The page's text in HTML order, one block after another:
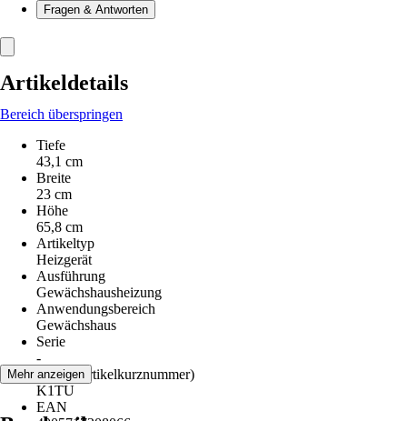
Fragen & Antworten
Artikeldetails
Bereich überspringen
Tiefe
43,1 cm
Breite
23 cm
Höhe
65,8 cm
Artikeltyp
Heizgerät
Ausführung
Gewächshausheizung
Anwendungsbereich
Gewächshaus
Serie
-
AKN (Artikelkurznummer)
K1TU
EAN
Mehr anzeigen